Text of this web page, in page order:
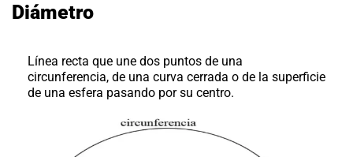
Agrotendencia
Planes
Glosario
Agroshow
Contáctenos
Diámetro
Línea recta que une dos puntos de una
circunferencia, de una curva cerrada o de la superficie
de una esfera pasando por su centro.